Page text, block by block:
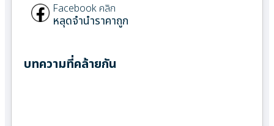
Facebook คลิก
หลุดจำนำราคาถูก
บทความที่คล้ายกัน